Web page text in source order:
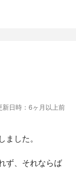
新日時：6ヶ月以上前
した。
ず、それならば